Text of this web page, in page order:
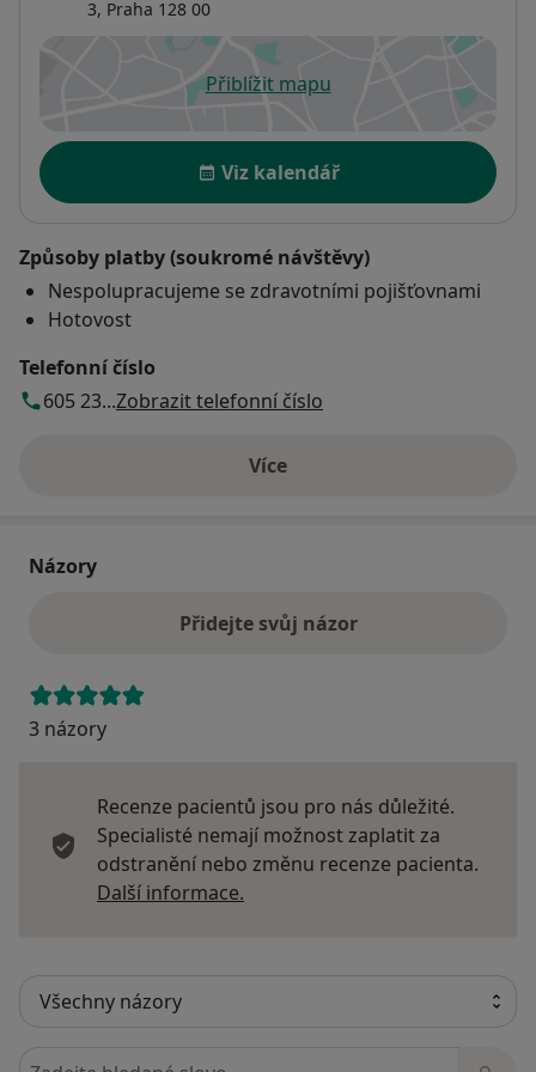
3, Praha 128 00
Přiblížit mapuse otevře v nové záložce
Dostupnost
Viz kalendář
Způsoby platby (soukromé návštěvy)
Nespolupracujeme se zdravotními pojišťovnami
Hotovost
Telefonní číslo
605 23...Zobrazit telefonní číslo
Víceo adrese
Názory
Přidejte svůj názor
3 názory
Recenze pacientů jsou pro nás důležité.
Specialisté nemají možnost zaplatit za
odstranění nebo změnu recenze pacienta.
Další informace.
Hledejte v názorech